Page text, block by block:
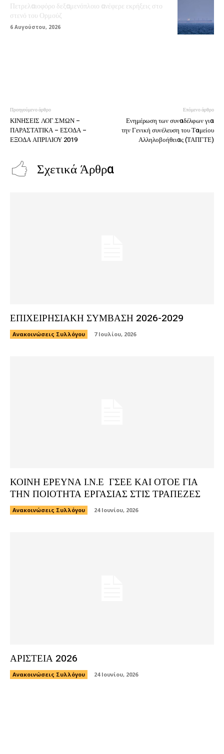
Πετρελαιοφόρο δεξαμενόπλοιο ανέφερε εκρήξεις στο
στενό του Ορμούζ
6 Αυγούστου, 2026
Προηγούμενο άρθρο
ΚΙΝΗΣΕΙΣ ΛΟΓ.ΣΜΩΝ –
ΠΑΡΑΣΤΑΤΙΚΑ – ΕΣΟΔΑ –
ΕΞΟΔΑ ΑΠΡΙΛΙΟΥ 2019
Επόμενο άρθρο
Ενημέρωση των συναδέλφων για
την Γενική συνέλευση του Ταμείου
Αλληλοβοήθειας (ΤΑΠΓΤΕ)
Σχετικά Άρθρα
ΕΠΙΧΕΙΡΗΣΙΑΚΗ ΣΥΜΒΑΣΗ 2026-2029
Ανακοινώσεις Συλλόγου 7 Ιουλίου, 2026
ΚΟΙΝΗ ΕΡΕΥΝΑ Ι.Ν.Ε ΓΣΕΕ ΚΑΙ ΟΤΟΕ ΓΙΑ
ΤΗΝ ΠΟΙΟΤΗΤΑ ΕΡΓΑΣΙΑΣ ΣΤΙΣ ΤΡΑΠΕΖΕΣ
Ανακοινώσεις Συλλόγου 24 Ιουνίου, 2026
ΑΡΙΣΤΕΙΑ 2026
Ανακοινώσεις Συλλόγου 24 Ιουνίου, 2026